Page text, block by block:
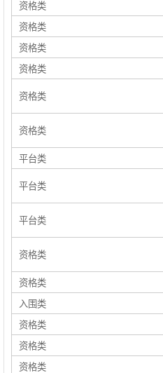
资格类
资格类
资格类
资格类
资格类
资格类
平台类
平台类
平台类
资格类
资格类
入围类
资格类
资格类
资格类